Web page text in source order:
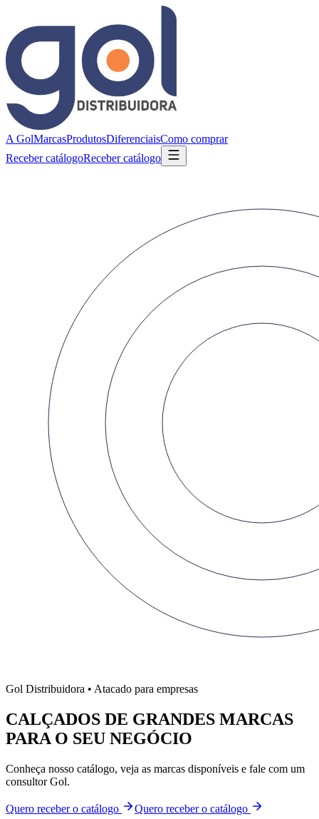
A GolMarcasProdutosDiferenciaisComo comprar
Receber catálogoReceber catálogo
Gol Distribuidora • Atacado para empresas
CALÇADOS DE GRANDES MARCAS
PARA O SEU NEGÓCIO
Conheça nosso catálogo, veja as marcas disponíveis e fale com um
consultor Gol.
Quero receber o catálogo
Quero receber o catálogo